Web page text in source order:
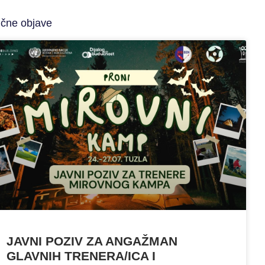
objave
JAVNI POZIV ZA ANGAŽMAN
GLAVNIH TRENERA/ICA I